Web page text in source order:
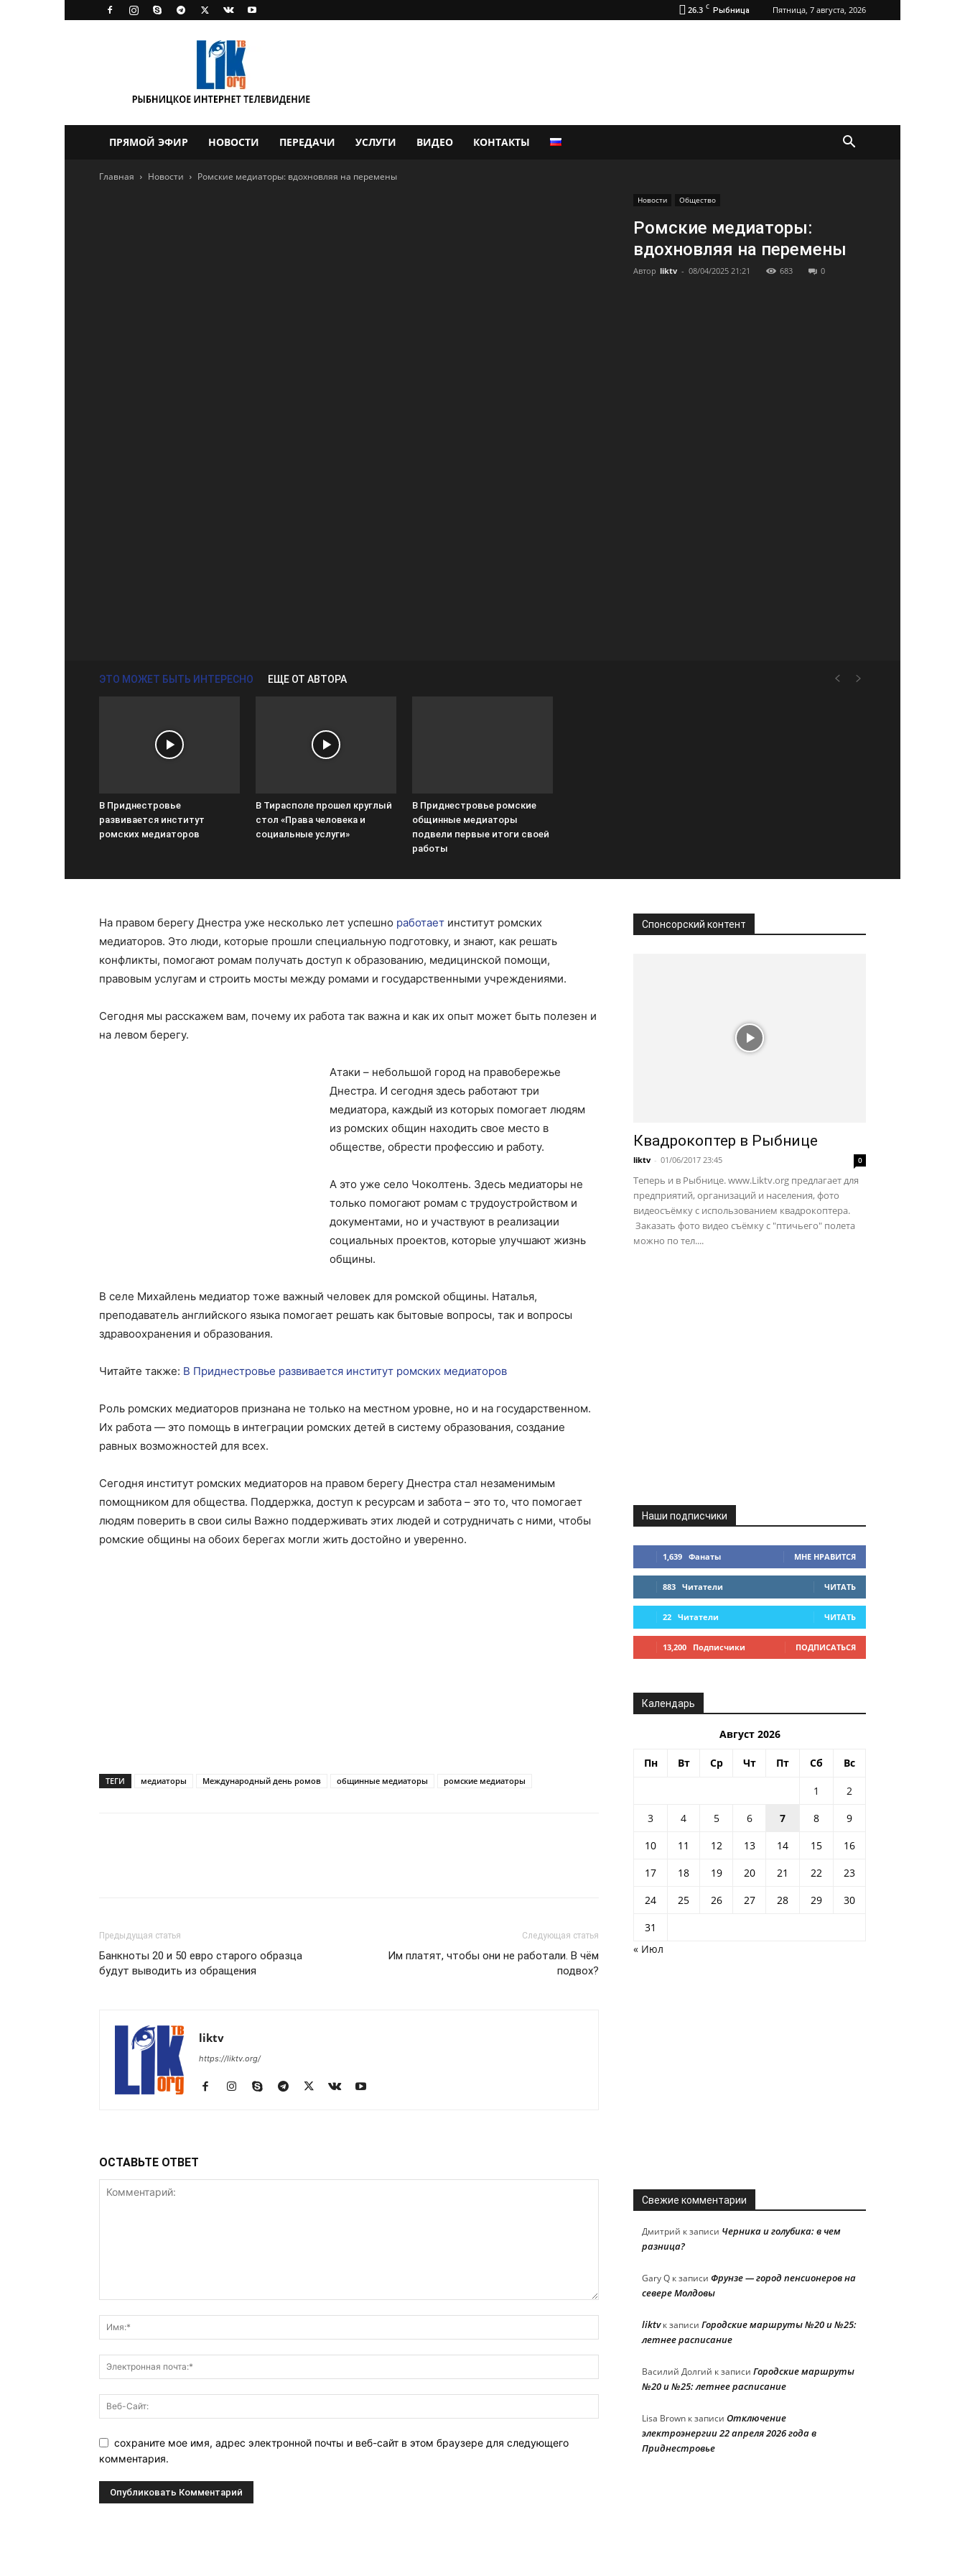
26.3 C Рыбница Пятница, 7 августа, 2026
ПРЯМОЙ ЭФИР НОВОСТИ ПЕРЕДАЧИ УСЛУГИ ВИДЕО КОНТАКТЫ
Главная Новости Ромские медиаторы: вдохновляя на перемены
Новости Общество
Ромские медиаторы:
вдохновляя на перемены
Автор liktv - 08/04/2025 21:21 683 0
ЭТО МОЖЕТ БЫТЬ ИНТЕРЕСНО ЕЩЕ ОТ АВТОРА
В Приднестровье
развивается институт
ромских медиаторов
В Тирасполе прошел круглый
стол «Права человека и
социальные услуги»
В Приднестровье ромские
общинные медиаторы
подвели первые итоги своей
работы
На правом берегу Днестра уже несколько лет успешно работает институт ромских
медиаторов. Это люди, которые прошли специальную подготовку, и знают, как решать
конфликты, помогают ромам получать доступ к образованию, медицинской помощи,
правовым услугам и строить мосты между ромами и государственными учреждениями.
Сегодня мы расскажем вам, почему их работа так важна и как их опыт может быть полезен и
на левом берегу.
Атаки – небольшой город на правобережье
Днестра. И сегодня здесь работают три
медиатора, каждый из которых помогает людям
из ромских общин находить свое место в
обществе, обрести профессию и работу.
А это уже село Чоколтень. Здесь медиаторы не
только помогают ромам с трудоустройством и
документами, но и участвуют в реализации
социальных проектов, которые улучшают жизнь
общины.
В селе Михайлень медиатор тоже важный человек для ромской общины. Наталья,
преподаватель английского языка помогает решать как бытовые вопросы, так и вопросы
здравоохранения и образования.
Читайте также: В Приднестровье развивается институт ромских медиаторов
Роль ромских медиаторов признана не только на местном уровне, но и на государственном.
Их работа — это помощь в интеграции ромских детей в систему образования, создание
равных возможностей для всех.
Сегодня институт ромских медиаторов на правом берегу Днестра стал незаменимым
помощником для общества. Поддержка, доступ к ресурсам и забота – это то, что помогает
людям поверить в свои силы Важно поддерживать этих людей и сотрудничать с ними, чтобы
ромские общины на обоих берегах могли жить достойно и уверенно.
ТЕГИ медиаторы Международный день ромов общинные медиаторы ромские медиаторы
Предыдущая статья
Банкноты 20 и 50 евро старого образца
будут выводить из обращения
Следующая статья
Им платят, чтобы они не работали. В чём
подвох?
liktv
https://liktv.org/
ОСТАВЬТЕ ОТВЕТ
сохраните мое имя, адрес электронной почты и веб-сайт в этом браузере для следующего
комментария.
Спонсорский контент
Квадрокоптер в Рыбнице
liktv - 01/06/2017 23:45 0
Теперь и в Рыбнице. www.Liktv.org предлагает для
предприятий, организаций и населения, фото
видеосъёмку с использованием квадрокоптера.
Заказать фото видео съёмку с "птичьего" полета
можно по тел....
Наши подписчики
1,639 Фанаты МНЕ НРАВИТСЯ
883 Читатели ЧИТАТЬ
22 Читатели ЧИТАТЬ
13,200 Подписчики ПОДПИСАТЬСЯ
Календарь
Август 2026
Пн Вт Ср Чт Пт Сб Вс
1
2
3
4 5 6 7 8
9
10
11 12 13 14 15
16
17
18 19 20 21 22
23
24
25 26 27 28 29
30
31
« Июл
Свежие комментарии
Дмитрий к записи Черника и голубика: в чем
разница?
Gary Q к записи Фрунзе — город пенсионеров на
севере Молдовы
liktvк записи Городские маршруты №20 и №25:
летнее расписание
Василий Долгий к записи Городские маршруты
№20 и №25: летнее расписание
Lisa Brown к записи Отключение
электроэнергии 22 апреля 2026 года в
Приднестровье